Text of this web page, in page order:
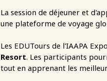
La session de déjeuner et
une plateforme de voyage
Les EDUTours de l'IAAPA
Resort. Les participants
tout en apprenant les